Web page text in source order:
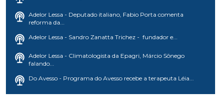
Adelor Lessa - Deputado italiano, Fabio Porta comenta
reforma da...
Adelor Lessa - Sandro Zanatta Trichez - fundador e...
Adelor Lessa - Climatologista da Epagri, Márcio Sônego
falando...
Do Avesso - Programa do Avesso recebe a terapeuta Léia...